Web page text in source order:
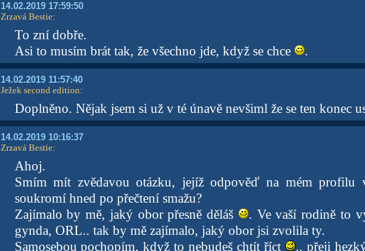
14.02.2019 17:59:50
Zrzavá Bestie:
To zní dobře.
Asi to musím brát tak, že všechno jde, když se chce
.
14.02.2019 11:57:40
Ježek second edition:
Doplněno. Nějak jsem si už v té únavě nevšiml že se ten konec
14.02.2019 10:16:37
Zrzavá Bestie:
Ahoj.
Smím mít zvědavou otázku, jejíž odpověď na mém profilu
soukromí hned po přečtení smažu?
Zajímalo by mě, jaký obor přesně děláš
. Ve vaší rodině to
gynda, ORL.. tak by mě zajímalo, jaký obor jsi zvolila ty.
Samosebou pochopím, když to nebudeš chtít říct
.. přeji